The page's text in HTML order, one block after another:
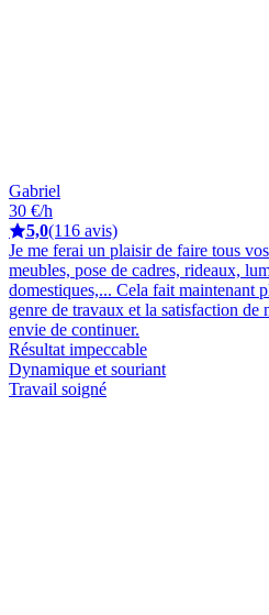
Gabriel
30 €/h
5,0(116 avis)
Je me ferai un plaisir de faire tous
meubles, pose de cadres, rideaux,
domestiques,... Cela fait maintenant
genre de travaux et la satisfaction de
envie de continuer.
Résultat impeccable
Dynamique et souriant
Travail soigné